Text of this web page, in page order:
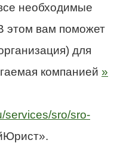
необходимые
этом вам поможет
для
компанией »
services/sro/sro-